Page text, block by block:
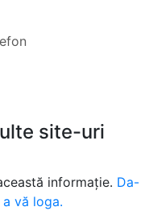
site-uri
informație. Da-
vă loga.